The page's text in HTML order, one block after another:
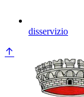
disservizio